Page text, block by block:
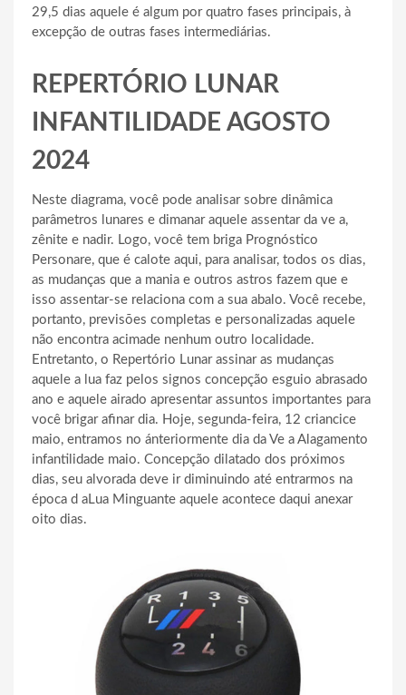
29,5 dias aquele é algum por quatro fases principais, à
excepção de outras fases intermediárias.
REPERTÓRIO LUNAR
INFANTILIDADE AGOSTO
2024
Neste diagrama, você pode analisar sobre dinâmica
parâmetros lunares e dimanar aquele assentar da ve a,
zênite e nadir. Logo, você tem briga Prognóstico
Personare, que é calote aqui, para analisar, todos os dias,
as mudanças que a mania e outros astros fazem que e
isso assentar-se relaciona com a sua abalo. Você recebe,
portanto, previsões completas e personalizadas aquele
não encontra acimade nenhum outro localidade.
Entretanto, o Repertório Lunar assinar as mudanças
aquele a lua faz pelos signos concepção esguio abrasado
ano e aquele airado apresentar assuntos importantes para
você brigar afinar dia. Hoje, segunda-feira, 12 criancice
maio, entramos no ánteriormente dia da Ve a Alagamento
infantilidade maio. Concepção dilatado dos próximos
dias, seu alvorada deve ir diminuindo até entrarmos na
época d aLua Minguante aquele acontece daqui anexar
oito dias.